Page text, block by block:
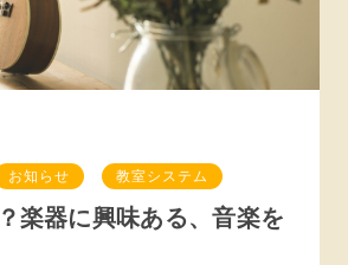
お知らせ 教室システム
楽器に興味ある、音楽を